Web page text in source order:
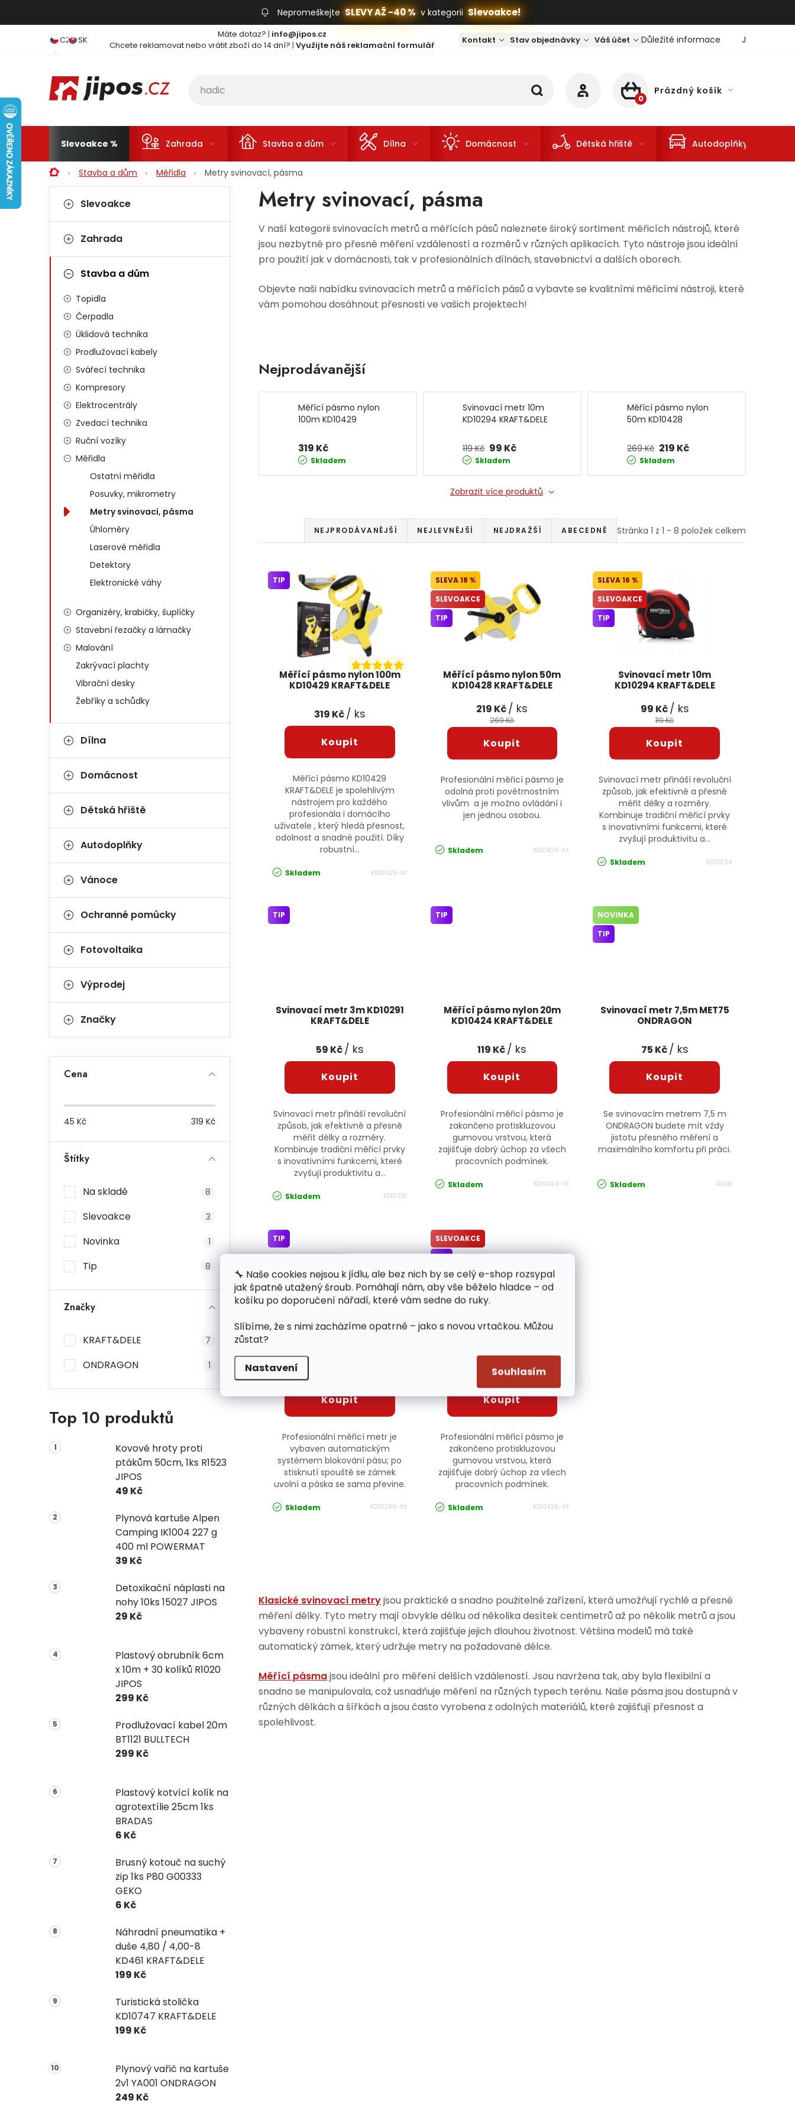
🔧 Naše cookies nejsou k jídlu, ale bez nich by se celý e-shop rozsypal
jak špatně utažený šroub. Pomáhají nám, aby vše běželo hladce – od
košíku po doporučení nářadí, které vám sedne do ruky.
Slíbíme, že s nimi zacházíme opatrně – jako s novou vrtačkou. Můžou
zůstat?
Nastavení Souhlasím
Nepromeškejte SLEVY AŽ -40 % v kategorii Slevoakce!
CZ SK Máte dotaz? | info@jipos.cz
Chcete reklamovat nebo vrátit zboží do 14 dní? | Využijte náš reklamační formulář Kontakt Stav objednávky Váš účet Důležité informace Jaký je
NÁKUPNÍ KOŠÍK
Prázdný košík
Slevoakce Zahrada Stavba a dům Dílna Domácnost Dětská hřiště Autodoplňky
DomůStavba a dům Měřidla Metry svinovací, pásma
Postranní panel
Kategorie
Slevoakce
Zahrada
Stavba a dům
Topidla
Čerpadla
Úklidová technika
Prodlužovací kabely
Svářecí technika
Kompresory
Elektrocentrály
Zvedací technika
Ruční vozíky
Měřidla
Ostatní měřidla
Posuvky, mikrometry
Metry svinovací, pásma
Úhloměry
Laserové měřidla
Detektory
Elektronické váhy
Organizéry, krabičky, šuplíčky
Stavební řezačky a lámačky
Malování
Zakrývací plachty
Vibrační desky
Žebříky a schůdky
Dílna
Domácnost
Dětská hřiště
Autodoplňky
Vánoce
Ochranné pomůcky
Fotovoltaika
Výprodej
Značky
Cena
45 Kč 319 Kč
Štítky
Na skladě 8
Slevoakce 3
Novinka 1
Tip 8
Značky
KRAFT&DELE 7
ONDRAGON 1
Top 10 produktů
Kovové hroty proti
ptákům 50cm, 1ks R1523
JIPOS
49 Kč
Plynová kartuše Alpen
Camping IK1004 227 g
400 ml POWERMAT
39 Kč
Detoxikační náplasti na
nohy 10ks 15027 JIPOS
29 Kč
Plastový obrubník 6cm
x 10m + 30 kolíků R1020
JIPOS
299 Kč
Prodlužovací kabel 20m
BT1121 BULLTECH
299 Kč
Plastový kotvící kolík na
agrotextílie 25cm 1ks
BRADAS
6 Kč
Brusný kotouč na suchý
zip 1ks P80 G00333
GEKO
6 Kč
Náhradní pneumatika +
duše 4,80 / 4,00-8
KD461 KRAFT&DELE
199 Kč
Turistická stolička
KD10747 KRAFT&DELE
199 Kč
Plynový vařič na kartuše
2v1 YA001 ONDRAGON
249 Kč
Metry svinovací, pásma
V naší kategorii svinovacích metrů a měřících pásů naleznete široký sortiment měřicích nástrojů, které
jsou nezbytné pro přesné měření vzdáleností a rozměrů v různých aplikacích. Tyto nástroje jsou ideální
pro použití jak v domácnosti, tak v profesionálních dílnách, stavebnictví a dalších oborech.
Objevte naši nabídku svinovacích metrů a měřících pásů a vybavte se kvalitními měřicími nástroji, které
vám pomohou dosáhnout přesnosti ve vašich projektech!
Nejprodávanější
Měřící pásmo nylon
100m KD10429
319 Kč
Skladem
Svinovací metr 10m
KD10294 KRAFT&DELE
119 Kč 99 Kč
Skladem
Měřící pásmo nylon
50m KD10428
269 Kč 219 Kč
Skladem
Zobrazit více produktů
Stránka 1 z 1 - 8 položek celkem
Řazení produktů
NEJPRODÁVANĚJŠÍ NEJLEVNĚJŠÍ NEJDRAŽŠÍ ABECEDNĚ
Výpis produktů
Měřící pásmo nylon 100m
KD10429 KRAFT&DELE
TIP
319 Kč/ ks
Měřící pásmo KD10429
KRAFT&DELE je spolehlivým
nástrojem pro každého
profesionála i domácího
uživatele , který hledá přesnost,
odolnost a snadné použití. Díky
robustní...
Skladem KD10429-XX
Měřící pásmo nylon 50m
KD10428 KRAFT&DELE
18 %
SLEVOAKCE
TIP
219 Kč/ ks
269 Kč
Profesionální měřicí pásmo je
odolná proti povětrnostním
vlivům a je možno ovládání i
jen jednou osobou.
Skladem KD10428-XX
Svinovací metr 10m
KD10294 KRAFT&DELE
16 %
SLEVOAKCE
TIP
99 Kč/ ks
119 Kč
Svinovací metr přináší revoluční
způsob, jak efektivně a přesně
měřit délky a rozměry.
Kombinuje tradiční měřicí prvky
s inovativními funkcemi, které
zvyšují produktivitu a...
Skladem KD10294
Svinovací metr 3m KD10291
KRAFT&DELE
TIP
59 Kč/ ks
Svinovací metr přináší revoluční
způsob, jak efektivně a přesně
měřit délky a rozměry.
Kombinuje tradiční měřicí prvky
s inovativními funkcemi, které
zvyšují produktivitu a...
Skladem KD10291
Měřící pásmo nylon 20m
KD10424 KRAFT&DELE
TIP
119 Kč/ ks
Profesionální měřicí pásmo je
zakončeno protiskluzovou
gumovou vrstvou, která
zajišťuje dobrý úchop za všech
pracovních podmínek.
Skladem KD10424-XX
Svinovací metr 7,5m MET75
ONDRAGON
NOVINKA
TIP
75 Kč/ ks
Se svinovacím metrem 7,5 m
ONDRAGON budete mít vždy
jistotu přesného měření a
maximálního komfortu při práci.
Skladem 4008
Metr svinovací 2m, 19mm
TIP
Profesionální měřicí metr je
vybaven automatickým
systémem blokování pásu; po
stisknutí spouště se zámek
uvolní a páska se sama převine.
Skladem KD10290-XX
Měřící pásmo nylon 50m
SLEVOAKCE
TIP
199 Kč/ ks
Profesionální měřicí pásmo je
zakončeno protiskluzovou
gumovou vrstvou, která
zajišťuje dobrý úchop za všech
pracovních podmínek.
Skladem KD10426-XX
Klasické svinovací metryjsou praktické a snadno použitelné zařízení, která umožňují rychlé a přesné
měření délky. Tyto metry mají obvykle délku od několika desítek centimetrů až po několik metrů a jsou
vybaveny robustní konstrukcí, která zajišťuje jejich dlouhou životnost. Většina modelů má také
automatický zámek, který udržuje metry na požadované délce.
Měřící pásmajsou ideální pro měření delších vzdáleností. Jsou navržena tak, aby byla flexibilní a
snadno se manipulovala, což usnadňuje měření na různých typech terénu. Naše pásma jsou dostupná v
různých délkách a šířkách a jsou často vyrobena z odolných materiálů, které zajišťují přesnost a
spolehlivost.